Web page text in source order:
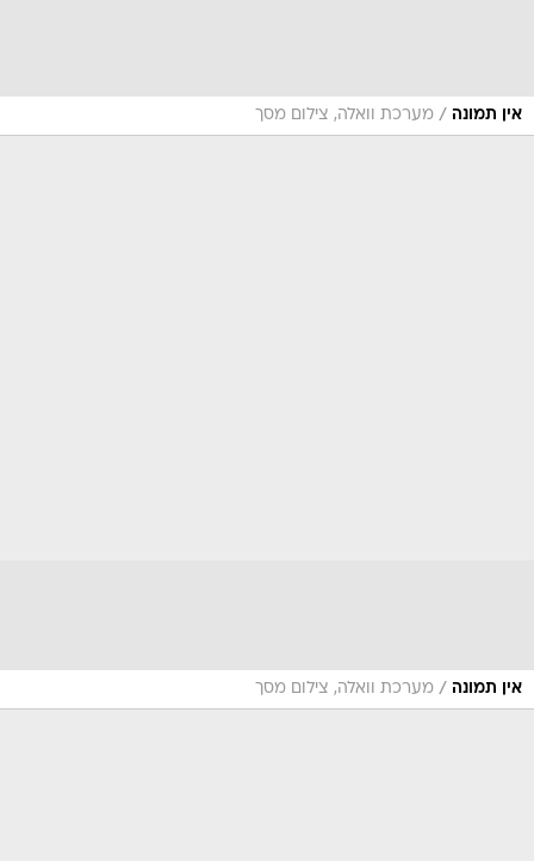
אין תמונה / מערכת וואלה, צילום מסך
אין תמונה / מערכת וואלה, צילום מסך